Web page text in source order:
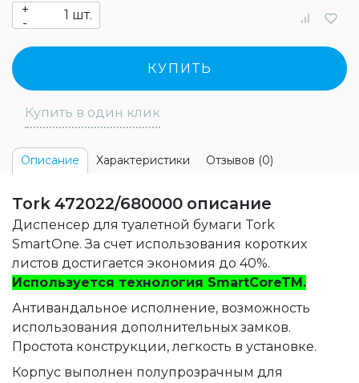
+
-
шт.
КУПИТЬ
Купить в один клик
Описание Характеристики Отзывов (0)
Tork 472022/680000 описание
Диспенсер для туалетной бумаги Tork
SmartOne. За счет использования коротких
листов достигается экономия до 40%.
Используется технология SmartCoreTM.
Антивандальное исполнение, возможность
использования дополнительных замков.
Простота конструкции, легкость в установке.
Корпус выполнен полупрозрачным для